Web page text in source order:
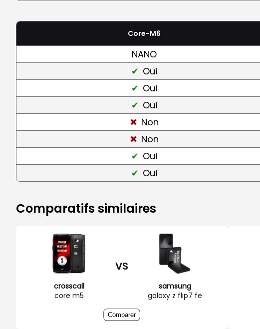
Core-M6
NANO
Oui
Oui
Oui
Non
Non
Oui
Oui
Comparatifs similaires
crosscall
core m5
VS
samsung
galaxy z flip7 fe
Comparer